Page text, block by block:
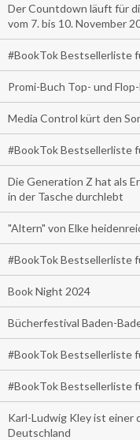
Der Countdown läuft für
vom 7. bis 10. November
#BookTok Bestsellerliste
Promi-Buch Top- und
Media Control kürt den
#BookTok Bestsellerliste
Die Generation Z hat als
in der Tasche durchlebt
"Altern" von Elke
#BookTok Bestsellerliste
Book Night 2024
Bücherfestival Baden-
#BookTok Bestsellerliste
#BookTok Bestsellerliste
Karl-Ludwig Kley ist
Deutschland